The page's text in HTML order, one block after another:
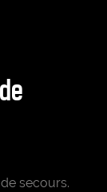
secours.